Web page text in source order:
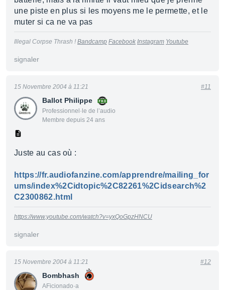
une piste en plus si les moyens me le permette, et le
muter si ca ne va pas
Illegal Corpse Thrash ! Bandcamp Facebook Instagram Youtube
signaler
Ballot Philippe
Professionnel·le de l’audio
Membre depuis 24 ans
15 Novembre 2004 à 11:21 #11
Juste au cas où :
https://fr.audiofanzine.com/apprendre/mailing_for
ums/index%2Cidtopic%2C82261%2Cidsearch%2
C2300862.html
https://www.youtube.com/watch?v=yxQoGpzHNCU
signaler
Bombhash
AFicionado·a
15 Novembre 2004 à 11:21 #12